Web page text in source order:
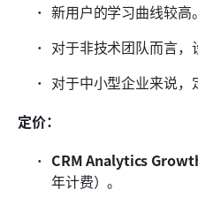
新用户的学习曲线较高。
对于非技术团队而言，
对于中小型企业来说，
定价：
CRM Analytics Growth
年计费）。